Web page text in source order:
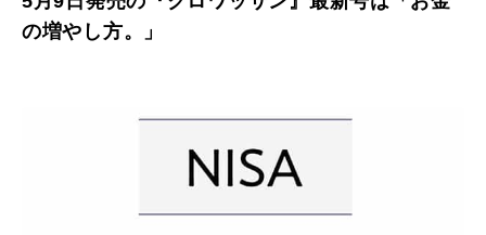
の増やし方。」